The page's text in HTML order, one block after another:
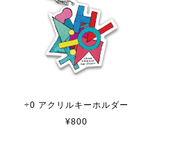
÷0 アクリルキーホルダー
¥800